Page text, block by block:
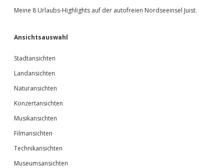
Meine 8 Urlaubs-Highlights auf der autofreien Nordseeinsel Juist.
Ansichtsauswahl
Stadtansichten
Landansichten
Naturansichten
Konzertansichten
Musikansichten
Filmansichten
Technikansichten
Museumsansichten